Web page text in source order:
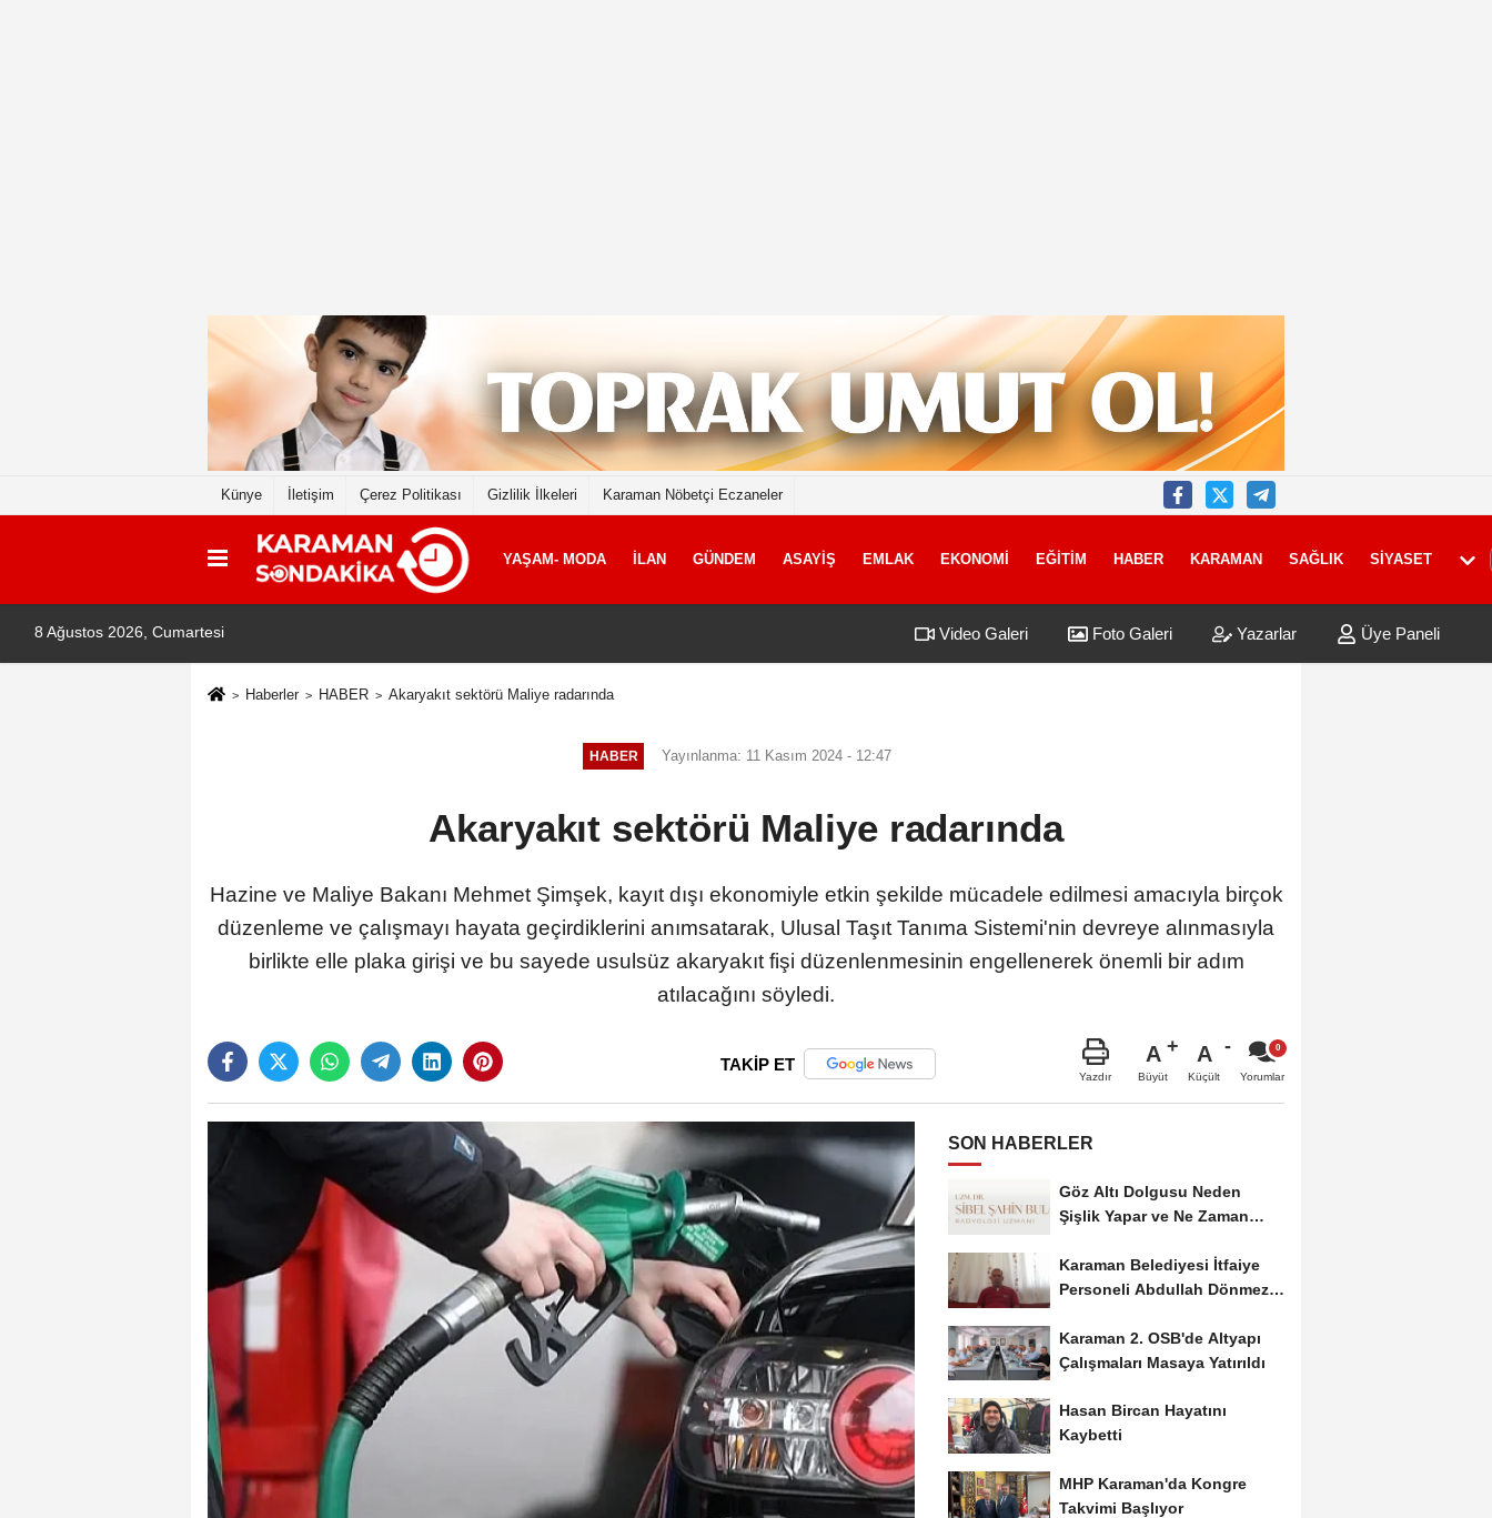
Künye İletişim Çerez Politikası Gizlilik İlkeleri Karaman Nöbetçi Eczaneler
YAŞAM- MODA İLAN GÜNDEM ASAYİŞ EMLAK EKONOMİ EĞİTİM HABER KARAMAN SAĞLIK SİYASET
8 Ağustos 2026, Cumartesi Video Galeri Foto Galeri Yazarlar Üye Paneli
Haberler HABER Akaryakıt sektörü Maliye radarında
HABER Yayınlanma: 11 Kasım 2024 - 12:47
Akaryakıt sektörü Maliye radarında
Hazine ve Maliye Bakanı Mehmet Şimşek, kayıt dışı ekonomiyle etkin şekilde mücadele edilmesi amacıyla birçok
düzenleme ve çalışmayı hayata geçirdiklerini anımsatarak, Ulusal Taşıt Tanıma Sistemi'nin devreye alınmasıyla
birlikte elle plaka girişi ve bu sayede usulsüz akaryakıt fişi düzenlenmesinin engellenerek önemli bir adım
atılacağını söyledi.
TAKİP ET
Yazdır
A
Büyüt
A
Küçült Yorumlar
SON HABERLER
Göz Altı Dolgusu Neden
Şişlik Yapar ve Ne Zaman
Karaman Belediyesi İtfaiye
Personeli Abdullah Dönmez
Karaman 2. OSB'de Altyapı
Çalışmaları Masaya Yatırıldı
Hasan Bircan Hayatını
Kaybetti
MHP Karaman'da Kongre
Takvimi Başlıyor